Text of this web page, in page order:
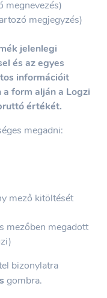
megnevezés)
megjegyzés)
jelenlegi
és az egyes
információit
form alján a Logzi
értékét.
megadni:
mező kitöltését
mezőben megadott
bizonylatra
gombra.